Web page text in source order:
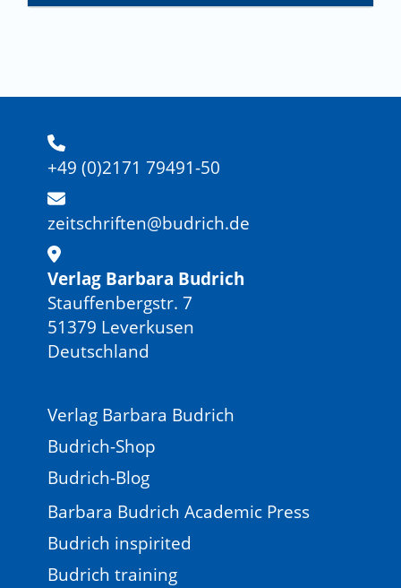
+49 (0)2171 79491-50
zeitschriften@budrich.de
Verlag Barbara Budrich
Stauffenbergstr. 7
51379 Leverkusen
Deutschland
Verlag Barbara Budrich
Budrich-Shop
Budrich-Blog
Barbara Budrich Academic Press
Budrich inspirited
Budrich training